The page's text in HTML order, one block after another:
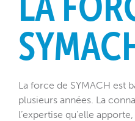
La force de SYMACH est
plusieurs années. La
l’expertise qu’elle